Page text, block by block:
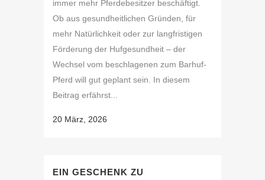
immer mehr Pferdebesitzer beschäftigt.
Ob aus gesundheitlichen Gründen, für
mehr Natürlichkeit oder zur langfristigen
Förderung der Hufgesundheit – der
Wechsel vom beschlagenen zum Barhuf-
Pferd will gut geplant sein. In diesem
Beitrag erfährst...
20 März, 2026
EIN GESCHENK ZU